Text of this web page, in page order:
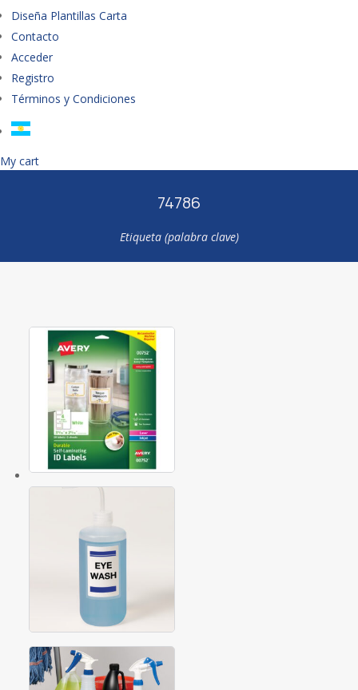
Diseña Plantillas Carta
Contacto
Acceder
Registro
Términos y Condiciones
My cart
74786
Etiqueta (palabra clave)